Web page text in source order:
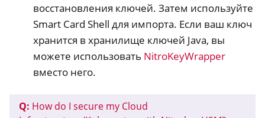
восстановления ключей. Затем используйте
Smart Card Shell для импорта. Если ваш ключ
хранится в хранилище ключей Java, вы
можете использовать NitroKeyWrapper
вместо него.
Q: How do I secure my Cloud